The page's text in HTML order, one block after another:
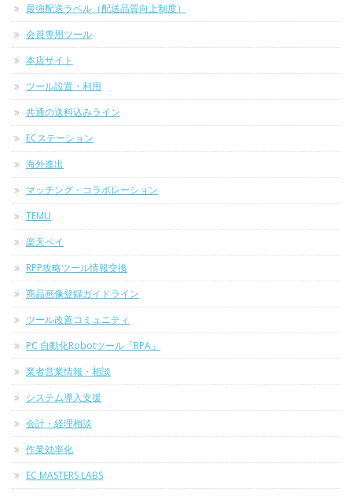
最強配送ラベル（配送品質向上制度）
会員専用ツール
本店サイト
ツール設置・利用
共通の送料込みライン
ECステーション
海外進出
マッチング・コラボレーション
TEMU
楽天ペイ
RPP攻略ツール情報交換
商品画像登録ガイドライン
ツール改善コミュニティ
PC 自動化Robotツール「RPA」
業者営業情報・相談
システム導入支援
会計・経理相談
作業効率化
EC MASTERS LABS